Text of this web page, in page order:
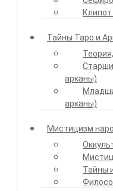
Тайны Таро и
арканы)
арканы)
Мистицизм
Тайны